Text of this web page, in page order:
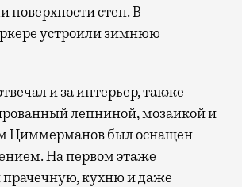
поверхности стен. В
устроили зимнюю
и за интерьер, также
лепниной, мозаикой и
Циммерманов был оснащен
На первом этаже
кухню и даже